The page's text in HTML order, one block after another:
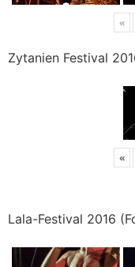
«
Zytanien Festival
«
Lala-Festival 2016